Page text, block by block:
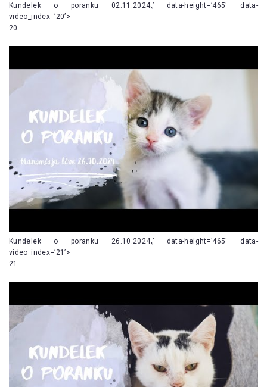
Kundelek o poranku 02.11.2024„’ data-height=’465′ data-
video_index=’20’>
20
Kundelek o poranku 26.10.2024„’ data-height=’465′ data-
video_index=’21’>
21